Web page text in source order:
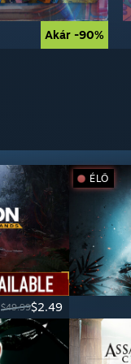
Akár -90%
Akár -90%
$49.99$2.49
ÉLŐ